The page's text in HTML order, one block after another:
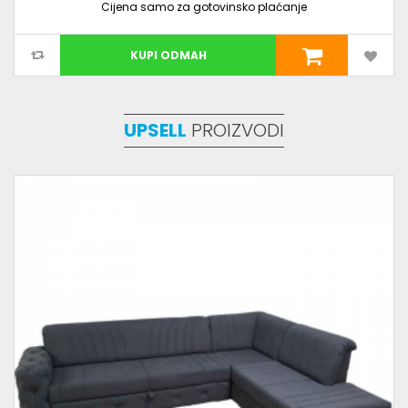
Cijena samo za gotovinsko plaćanje
KUPI ODMAH
UPSELL PROIZVODI